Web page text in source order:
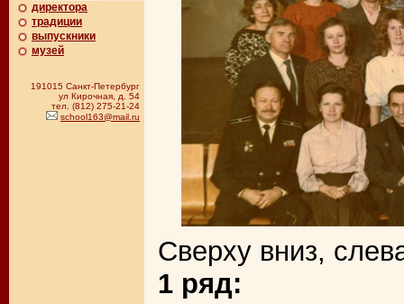
директора
традиции
выпускники
музей
191015 Санкт-Петербург
ул Кирочная, д. 54
тел. (812) 275-21-24
school163@mail.ru
Сверху вниз,
1 ряд: